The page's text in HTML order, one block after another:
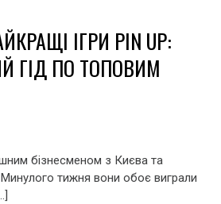
ІГРИ PIN UP:
ГІД ПО ТОПОВИМ
бізнесменом з Києва та
тижня вони обоє виграли